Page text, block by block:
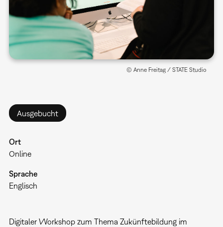
© Anne Freitag / STATE Studio
Ausgebucht
Ort
Online
Sprache
Englisch
Digitaler Workshop zum Thema Zukünftebildung im